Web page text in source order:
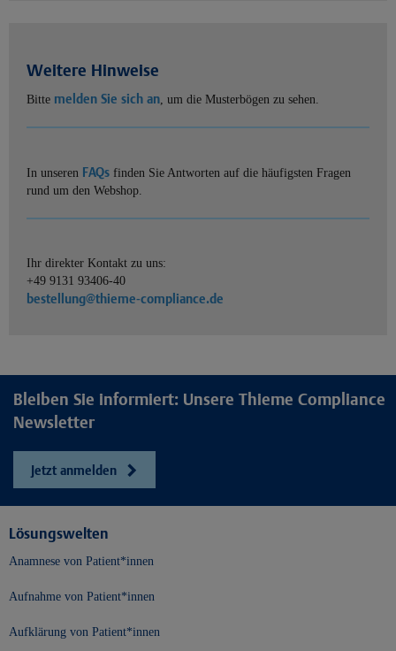
Weitere Hinweise
Bitte melden Sie sich an, um die Musterbögen zu sehen.
In unseren FAQs finden Sie Antworten auf die häufigsten Fragen
rund um den Webshop.
Ihr direkter Kontakt zu uns:
+49 9131 93406-40
bestellung@thieme-compliance.de
Bleiben Sie informiert: Unsere Thieme Compliance
Newsletter
Jetzt anmelden
Lösungswelten
Anamnese von Patient*innen
Aufnahme von Patient*innen
Aufklärung von Patient*innen